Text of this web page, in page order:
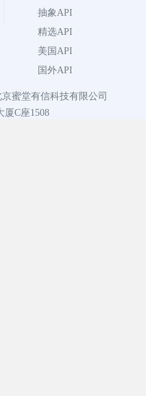
抽象API
精选API
美国API
国外API
京蜜堂有信科技有限公司
C座1508